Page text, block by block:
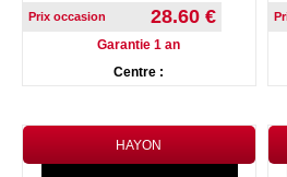
Prix occasion 28.60 €
Garantie 1 an
Centre :
HAYON